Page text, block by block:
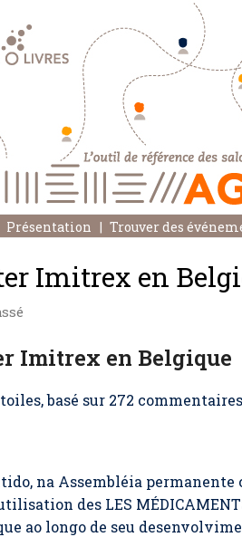
Présentation Trouver des
Imitrex en
Imitrex en Belgique
basé sur 272
na Assembléia
des LES
ao longo de seu